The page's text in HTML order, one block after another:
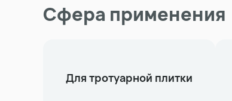
Сфера применения
Для тротуарной плитки